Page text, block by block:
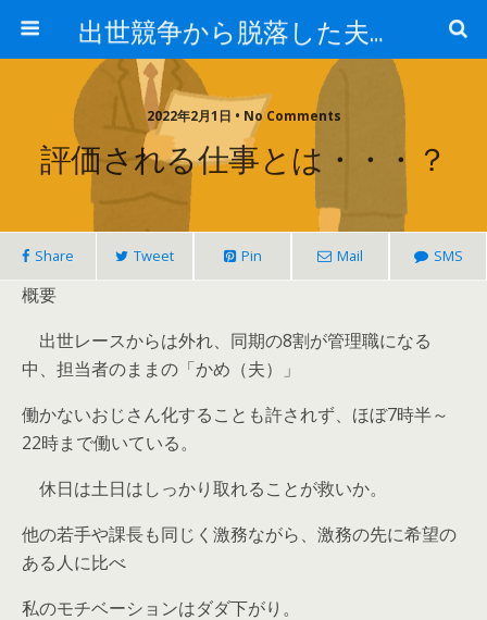
出世競争から脱落した夫と妻の日常
2022年2月1日 • No Comments
評価される仕事とは・・・？
Share Tweet Pin Mail SMS
概要
出世レースからは外れ、同期の8割が管理職になる
中、担当者のままの「かめ（夫）」
働かないおじさん化することも許されず、ほぼ7時半～
22時まで働いている。
休日は土日はしっかり取れることが救いか。
他の若手や課長も同じく激務ながら、激務の先に希望の
ある人に比べ
私のモチベーションはダダ下がり。